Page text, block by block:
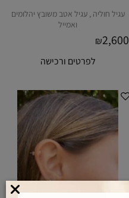
עגיל חוליה , עגיל אטב משובץ יהלומים
ואמייל
₪2,600
לפרטים ורכישה